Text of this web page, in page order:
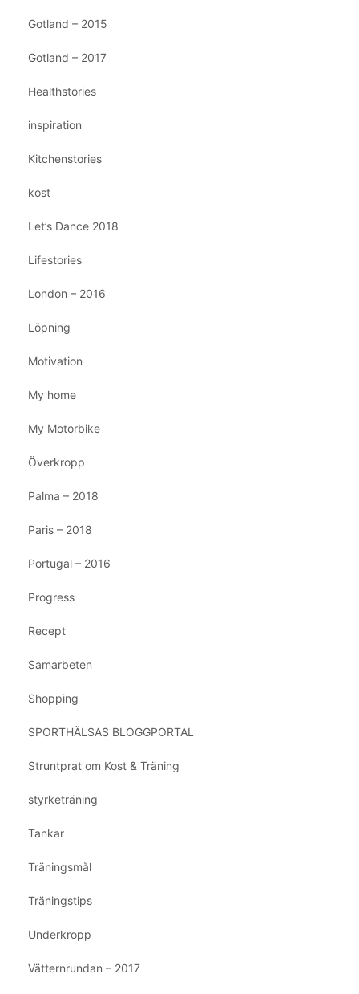
Gotland – 2015
Gotland – 2017
Healthstories
inspiration
Kitchenstories
kost
Let’s Dance 2018
Lifestories
London – 2016
Löpning
Motivation
My home
My Motorbike
Överkropp
Palma – 2018
Paris – 2018
Portugal – 2016
Progress
Recept
Samarbeten
Shopping
SPORTHÄLSAS BLOGGPORTAL
Struntprat om Kost & Träning
styrketräning
Tankar
Träningsmål
Träningstips
Underkropp
Vätternrundan – 2017